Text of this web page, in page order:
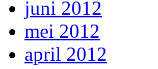
juni 2012
mei 2012
april 2012